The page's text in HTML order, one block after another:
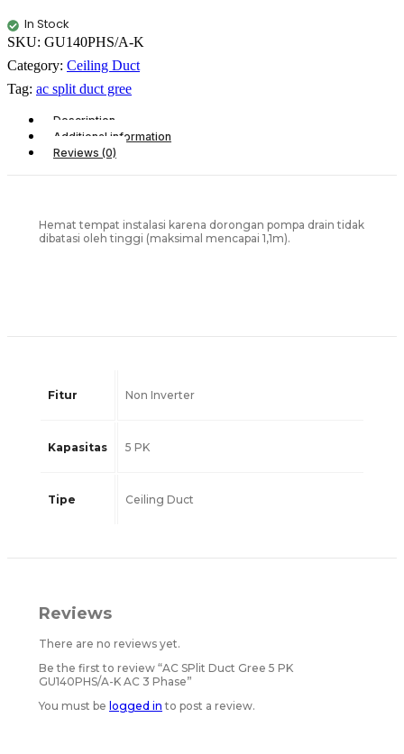
In Stock
SKU: GU140PHS/A-K
Category: Ceiling Duct
Tag: ac split duct gree
Description
Additional information
Reviews (0)
Hemat tempat instalasi karena dorongan pompa drain tidak
dibatasi oleh tinggi (maksimal mencapai 1,1m).
Fitur Non Inverter
Kapasitas 5 PK
Tipe Ceiling Duct
Reviews
There are no reviews yet.
Be the first to review “AC SPlit Duct Gree 5 PK
GU140PHS/A-K AC 3 Phase”
You must be logged in to post a review.